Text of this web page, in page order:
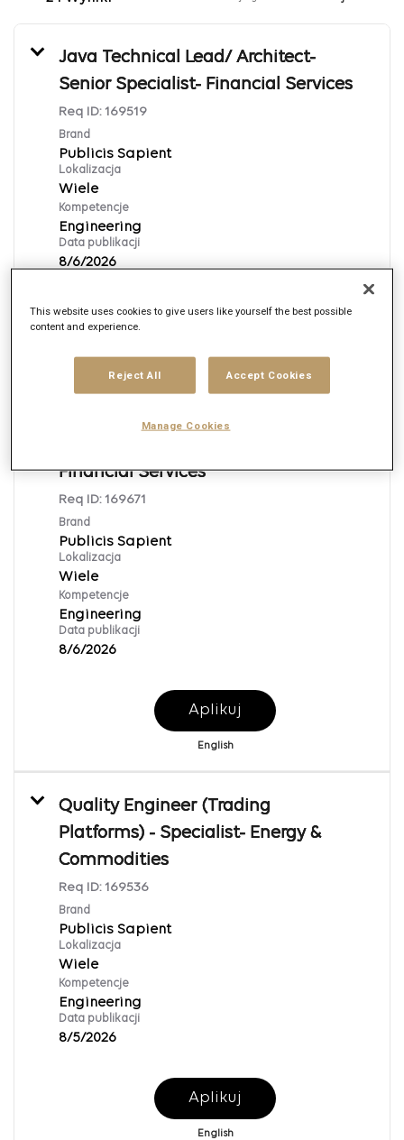
Java Technical Lead/ Architect-
Senior Specialist- Financial Services
Req ID: 169519
Brand
Publicis Sapient
Lokalizacja
Wiele
Kompetencje
Engineering
Data publikacji
8/6/2026
Aplikuj
English
Technical Architect/Implementation
Financial Services
Req ID: 169671
Brand
Publicis Sapient
Lokalizacja
Wiele
Kompetencje
Engineering
Data publikacji
8/6/2026
Aplikuj
English
Quality Engineer (Trading
Platforms) - Specialist- Energy &
Commodities
Req ID: 169536
Brand
Publicis Sapient
Lokalizacja
Wiele
Kompetencje
Engineering
Data publikacji
8/5/2026
Aplikuj
English
This website uses cookies to give users like yourself the best possible
content and experience.
Reject All Accept Cookies
Manage Cookies